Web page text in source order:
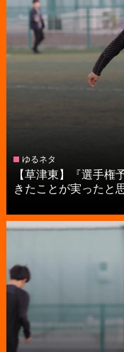
ゆるネタ
【草津東】『選手
きたことが実ったと